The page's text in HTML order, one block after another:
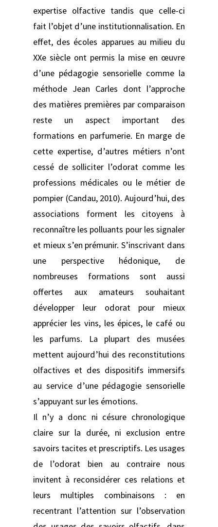
expertise olfactive tandis que celle-ci
fait l’objet d’une institutionnalisation. En
effet, des écoles apparues au milieu du
XXe siècle ont permis la mise en œuvre
d’une pédagogie sensorielle comme la
méthode Jean Carles dont l’approche
des matières premières par comparaison
reste un aspect important des
formations en parfumerie. En marge de
cette expertise, d’autres métiers n’ont
cessé de solliciter l’odorat comme les
professions médicales ou le métier de
pompier (Candau, 2010). Aujourd’hui, des
associations forment les citoyens à
reconnaître les polluants pour les signaler
et mieux s’en prémunir. S’inscrivant dans
une perspective hédonique, de
nombreuses formations sont aussi
offertes aux amateurs souhaitant
développer leur odorat pour mieux
apprécier les vins, les épices, le café ou
les parfums. La plupart des musées
mettent aujourd’hui des reconstitutions
olfactives et des dispositifs immersifs
au service d’une pédagogie sensorielle
s’appuyant sur les émotions.
Il n’y a donc ni césure chronologique
claire sur la durée, ni exclusion entre
savoirs tacites et prescriptifs. Les usages
de l’odorat bien au contraire nous
invitent à reconsidérer ces relations et
leurs multiples combinaisons : en
recentrant l’attention sur l’observation